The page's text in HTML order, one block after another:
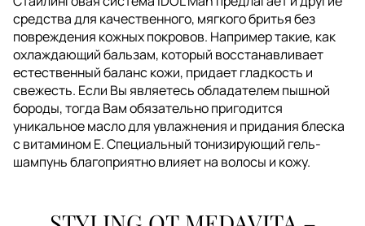
средства для качественного, мягкого бритья без
повреждения кожных покровов. Например такие, как
охлаждающий бальзам, который восстанавливает
естественный баланс кожи, придает гладкость и
свежесть. Если Вы являетесь обладателем пышной
бороды, тогда Вам обязательно пригодится
уникальное масло для увлажнения и придания блеска
с витамином Е. Специальный тонизирующий гель-
шампунь благоприятно влияет на волосы и кожу.